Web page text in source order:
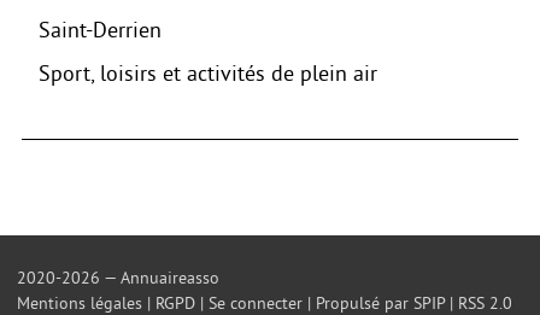
Saint-Derrien
Sport, loisirs et activités de plein air
2020-2026 — Annuaireasso
Mentions légales | RGPD |Se connecter | Propulsé par SPIP| RSS 2.0